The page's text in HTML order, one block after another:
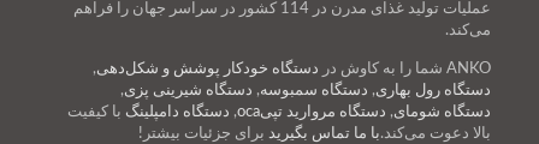
عملیات تولید غذای مدرن در 114 کشور در سراسر جهان را فراهم
می‌کند.
ANKO شما را به کاوش در دستگاه خودکار پوشش و شکل‌دهی,
دستگاه رول بهاری, دستگاه سمبوسه, دستگاه شیرینی پزی,
دستگاه شومای, دستگاه مروارید تپیoca , دستگاه دامپلینگ با کیفیت
بالا دعوت می‌کند.با ما تماس بگیرید برای جزئیات بیشتر!